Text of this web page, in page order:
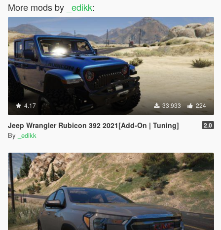
More mods by _edikk:
4.17 33.933 224
Jeep Wrangler Rubicon 392 2021[Add-On | Tuning] 2.0
By _edikk